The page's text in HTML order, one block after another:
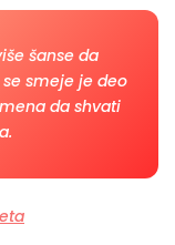
šanse da
smeje je deo
da shvati